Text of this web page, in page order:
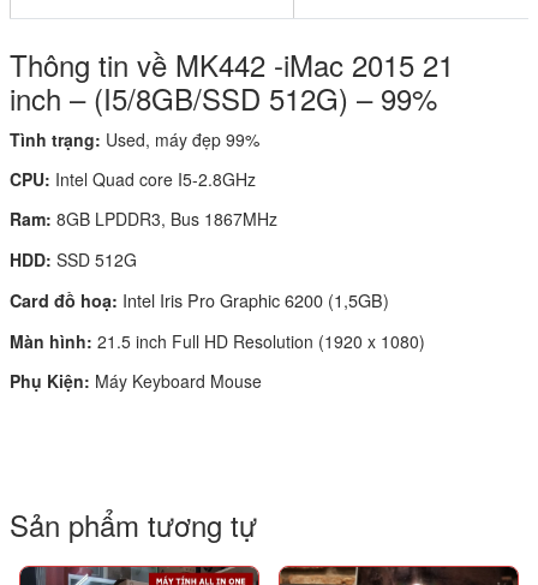
Thông tin về MK442 -iMac 2015 21
inch – (I5/8GB/SSD 512G) – 99%
Tình trạng: Used, máy đẹp 99%
CPU: Intel Quad core I5-2.8GHz
Ram: 8GB LPDDR3, Bus 1867MHz
HDD: SSD 512G
Card đồ hoạ: Intel Iris Pro Graphic 6200 (1,5GB)
Màn hình: 21.5 inch Full HD Resolution (1920 x 1080)
Phụ Kiện: Máy Keyboard Mouse
Sản phẩm tương tự